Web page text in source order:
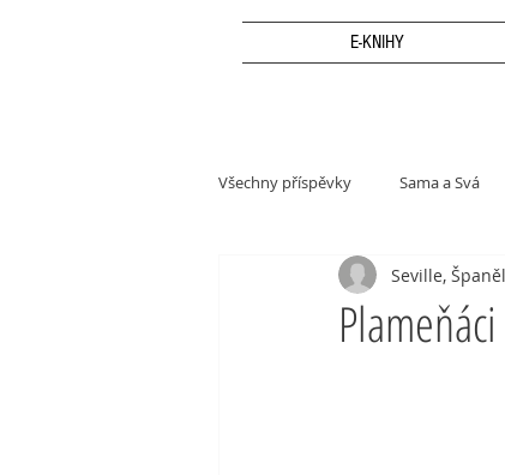
E-KNIHY
Všechny příspěvky Sama a Svá
Kultury a národy Seville,